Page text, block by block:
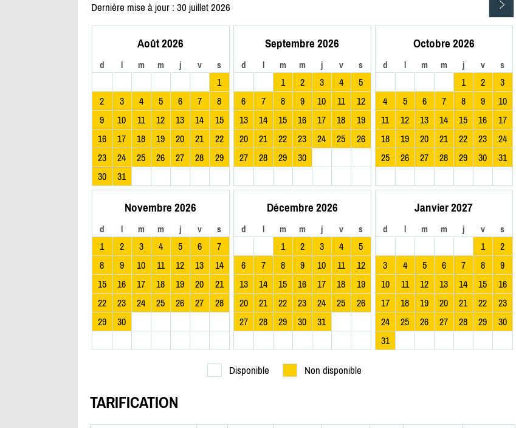
Dernière mise à jour : 30 juillet 2026
Août 2026
d l m m j v s
1
2
3 4 5 6 7
8
9
10 11 12 13 14
15
16
17 18 19 20 21
22
23
24 25 26 27 28
29
30
31
Septembre 2026
d l m m j v s
1 2 3 4
5
6
7 8 9 10 11
12
13
14 15 16 17 18
19
20
21 22 23 24 25
26
27
28 29 30
Octobre 2026
d l m m j v s
1 2
3
4
5 6 7 8 9
10
11
12 13 14 15 16
17
18
19 20 21 22 23
24
25
26 27 28 29 30 31
Novembre 2026
d l m m j v s
1 2 3 4 5 6
7
8
9 10 11 12 13
14
15
16 17 18 19 20
21
22
23 24 25 26 27
28
29
30
Décembre 2026
d l m m j v s
1 2 3 4
5
6
7 8 9 10 11
12
13
14 15 16 17 18
19
20
21 22 23 24 25
26
27
28 29 30 31
Janvier 2027
d l m m j v s
1
2
3
4 5 6 7 8
9
10
11 12 13 14 15
16
17
18 19 20 21 22
23
24
25 26 27 28 29
30
31
Disponible Non disponible
TARIFICATION